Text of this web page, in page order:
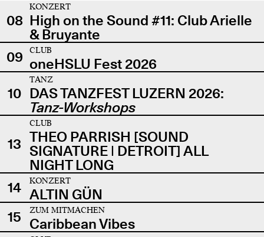
08
KONZERT
High on the Sound #11: Club Arielle
& Bruyante
09
CLUB
oneHSLU Fest 2026
10
TANZ
DAS TANZFEST LUZERN 2026:
Tanz-Workshops
13
CLUB
THEO PARRISH [SOUND
SIGNATURE | DETROIT] ALL
NIGHT LONG
14
KONZERT
ALTIN GÜN
15
ZUM MITMACHEN
Caribbean Vibes